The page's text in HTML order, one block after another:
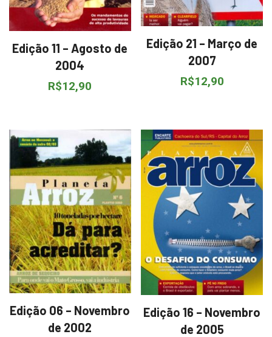
Edição 11 – Agosto de
2004
R$12,90
Edição 21 – Março de
2007
R$12,90
Edição 06 – Novembro
de 2002
Edição 16 – Novembro
de 2005